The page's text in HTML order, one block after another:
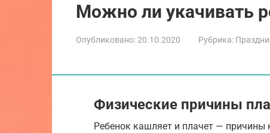
Можно ли укачивать
Опубликовано:20.10.2020 Рубрика:
Физические причины
Ребенок кашляет и плачет —